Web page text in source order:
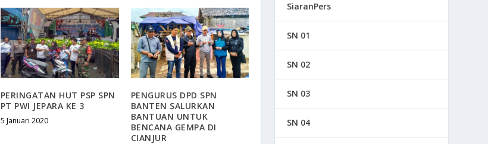
PERINGATAN HUT PSP SPN
PT PWI JEPARA KE 3
5 Januari 2020
PENGURUS DPD SPN
BANTEN SALURKAN
BANTUAN UNTUK
BENCANA GEMPA DI
CIANJUR
SiaranPers
SN 01
SN 02
SN 03
SN 04